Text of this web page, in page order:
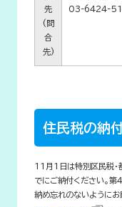
先
(問
合
先)
03-6424-
住民税の納
11月1日は特別区民税・
でにご納付ください。
納め忘れのないようにお